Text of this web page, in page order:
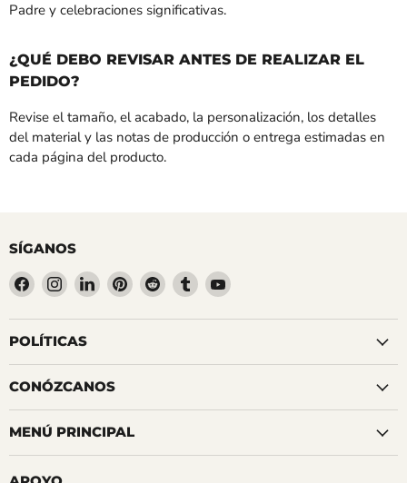
Padre y celebraciones significativas.
¿QUÉ DEBO REVISAR ANTES DE REALIZAR EL
PEDIDO?
Revise el tamaño, el acabado, la personalización, los detalles
del material y las notas de producción o entrega estimadas en
cada página del producto.
SÍGANOS
Encuéntrenos
en
Facebook
Encuéntrenos
en
Instagram
Encuéntrenos
en
LinkedIn
Encuéntrenos
en
Pinterest
Encuéntrenos
en
Reddit
Encuéntrenos
en
Tumblr
Encuéntrenos
YouTube
POLÍTICAS
CONÓZCANOS
MENÚ PRINCIPAL